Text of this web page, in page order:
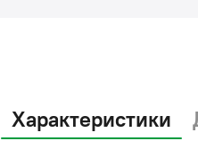
Характеристики